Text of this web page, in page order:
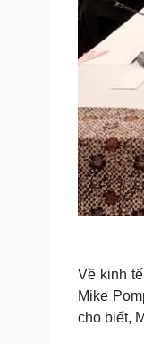
Về kinh
Mike
cho biết,